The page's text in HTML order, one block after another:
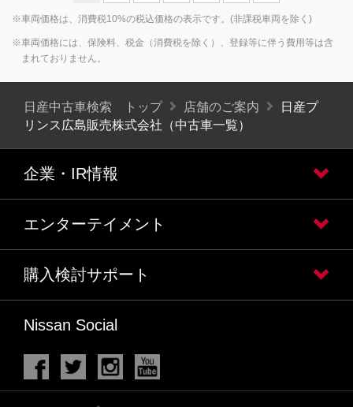
※車両価格は、消費税10%の税込価格の表示です。(非課税車両を除く)
※車両価格には、保険料、税金（消費税を除く）、登録等に伴う費用等は含
まれておりません。
日産中古車検索 トップ 店舗のご案内
日産プ
リンス広島販売株式会社（中古車一覧）
企業・IR情報
エンターテイメント
購入検討サポート
Nissan Social